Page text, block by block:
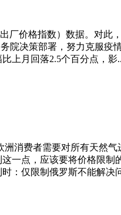
价格指数）数据。对此
策部署，努力克服疫情
上月回落2.5个百分点，影
洲消费者需要对所有天然
一点，应该要将价格限
：仅限制俄罗斯不能解决